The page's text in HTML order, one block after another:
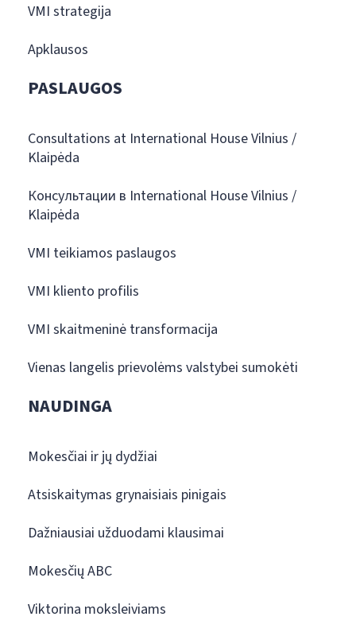
VMI strategija
Apklausos
PASLAUGOS
Consultations at International House Vilnius /
Klaipėda
Консультации в International House Vilnius /
Klaipėda
VMI teikiamos paslaugos
VMI kliento profilis
VMI skaitmeninė transformacija
Vienas langelis prievolėms valstybei sumokėti
NAUDINGA
Mokesčiai ir jų dydžiai
Atsiskaitymas grynaisiais pinigais
Dažniausiai užduodami klausimai
Mokesčių ABC
Viktorina moksleiviams